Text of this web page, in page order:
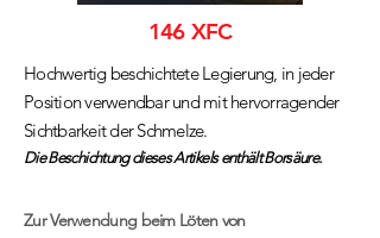
146 XFC
Hochwertig beschichtete Legierung, in jeder
Position verwendbar und mit hervorragender
Sichtbarkeit der Schmelze.
Die Beschichtung dieses Artikels enthält Borsäure.
Zur Verwendung beim Löten von